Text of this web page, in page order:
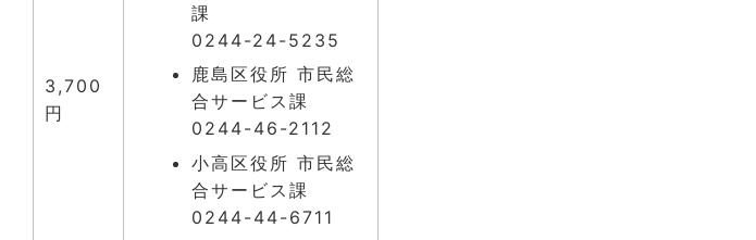
3,700
円
課
0244-24-5235
鹿島区役所 市民総
合サービス課
0244-46-2112
小高区役所 市民総
合サービス課
0244-44-6711